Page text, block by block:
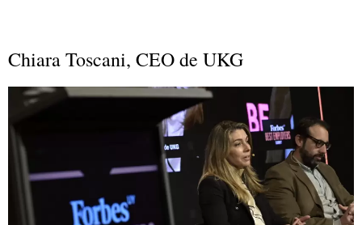
Chiara Toscani, CEO de UKG